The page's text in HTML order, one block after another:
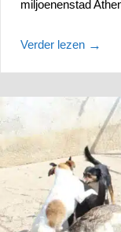
miljoenenstad
Verder lezen →